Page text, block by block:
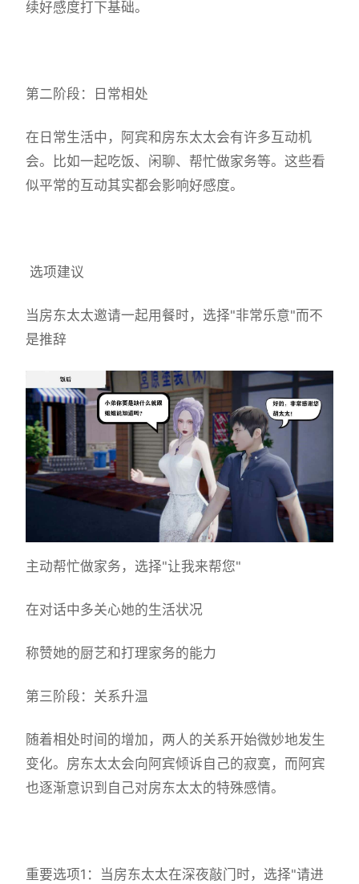
续好感度打下基础。
第二阶段：日常相处
在日常生活中，阿宾和房东太太会有许多互动机
会。比如一起吃饭、闲聊、帮忙做家务等。这些看
似平常的互动其实都会影响好感度。
选项建议
当房东太太邀请一起用餐时，选择"非常乐意"而不
是推辞
主动帮忙做家务，选择"让我来帮您"
在对话中多关心她的生活状况
称赞她的厨艺和打理家务的能力
第三阶段：关系升温
随着相处时间的增加，两人的关系开始微妙地发生
变化。房东太太会向阿宾倾诉自己的寂寞，而阿宾
也逐渐意识到自己对房东太太的特殊感情。
重要选项1：当房东太太在深夜敲门时，选择"请进